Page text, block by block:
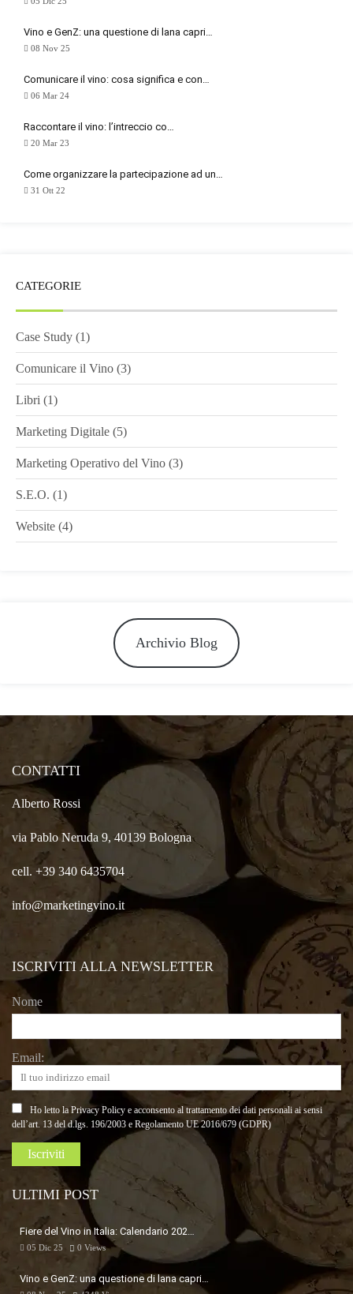
Vino e GenZ: una questione di lana capri…
08 Nov 25
Comunicare il vino: cosa significa e con…
06 Mar 24
Raccontare il vino: l’intreccio co…
20 Mar 23
Come organizzare la partecipazione ad un…
31 Ott 22
CATEGORIE
Case Study (1)
Comunicare il Vino (3)
Libri (1)
Marketing Digitale (5)
Marketing Operativo del Vino (3)
S.E.O. (1)
Website (4)
Archivio Blog
CONTATTI
Alberto Rossi
via Pablo Neruda 9, 40139 Bologna
cell. +39 340 6435704
info@marketingvino.it
ISCRIVITI ALLA NEWSLETTER
Nome
Email:
Ho letto la Privacy Policy e acconsento al trattamento dei dati personali ai sensi
dell’art. 13 del d.lgs. 196/2003 e Regolamento UE 2016/679 (GDPR)
ULTIMI POST
Fiere del Vino in Italia: Calendario 202…
05 Dic 25 0 Views
Vino e GenZ: una questione di lana capri…